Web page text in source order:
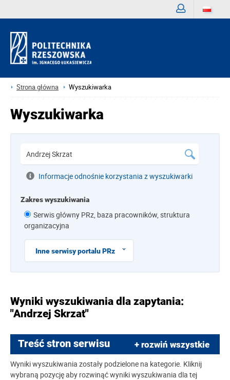
Strona główna Wyszukiwarka
Wyszukiwarka
Informacje odnośnie korzystania z wyszukiwarki
Zakres wyszukiwania
Serwis główny PRz, baza pracowników, struktura
organizacyjna
Inne serwisy portalu PRz
Wyniki wyszukiwania dla zapytania:
"Andrzej Skrzat"
Treść stron serwisu + rozwiń wszystkie
Wyniki wyszukiwania zostały podzielone na kategorie. Kliknij
wybraną pozycję aby rozwinąć wyniki wyszukiwania dla tej